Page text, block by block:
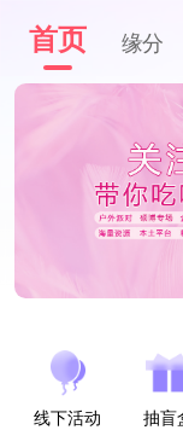
首页 缘分
线下活动 抽盲